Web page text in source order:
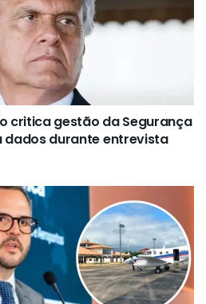
critica gestão da Segurança
dados durante entrevista